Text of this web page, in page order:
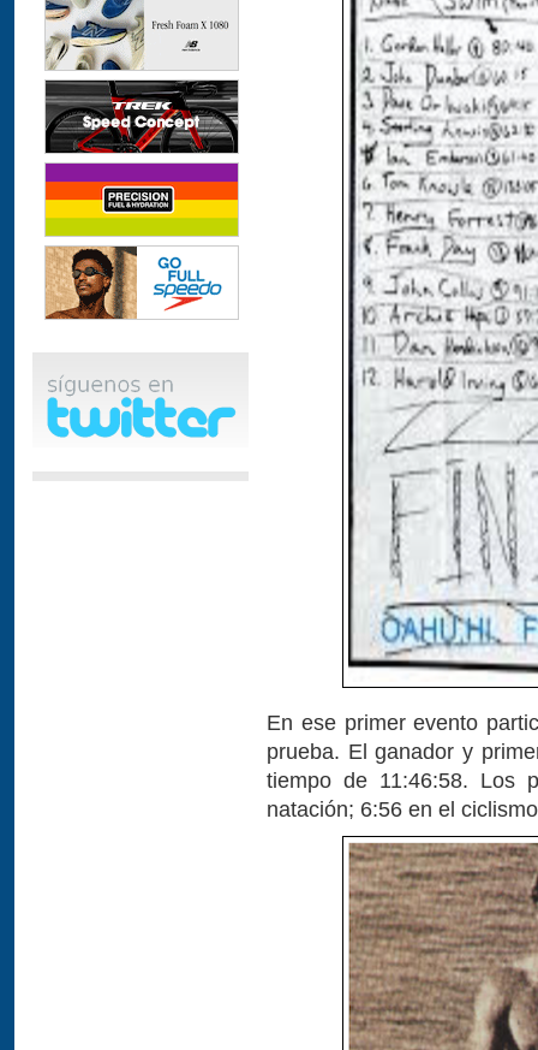
En ese primer evento
prueba. El ganador y
tiempo de 11:46:58. Los
natación; 6:56 en el